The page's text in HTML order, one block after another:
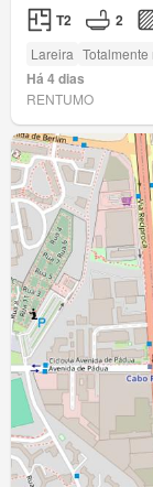
T2 2
Lareira
Há 4 dias
RENTUMO